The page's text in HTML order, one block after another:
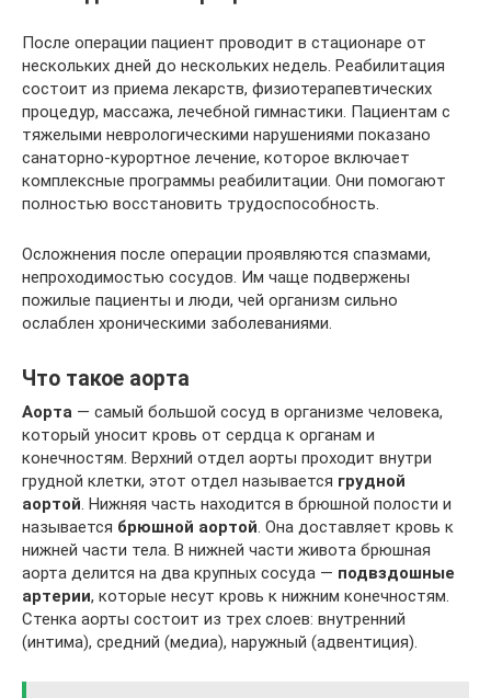
После операции пациент проводит в стационаре от
нескольких дней до нескольких недель. Реабилитация
состоит из приема лекарств, физиотерапевтических
процедур, массажа, лечебной гимнастики. Пациентам с
тяжелыми неврологическими нарушениями показано
санаторно-курортное лечение, которое включает
комплексные программы реабилитации. Они помогают
полностью восстановить трудоспособность.
Осложнения после операции проявляются спазмами,
непроходимостью сосудов. Им чаще подвержены
пожилые пациенты и люди, чей организм сильно
ослаблен хроническими заболеваниями.
Что такое аорта
Аорта — самый большой сосуд в организме человека,
который уносит кровь от сердца к органам и
конечностям. Верхний отдел аорты проходит внутри
грудной клетки, этот отдел называется грудной
аортой. Нижняя часть находится в брюшной полости и
называется брюшной аортой. Она доставляет кровь к
нижней части тела. В нижней части живота брюшная
аорта делится на два крупных сосуда — подвздошные
артерии, которые несут кровь к нижним конечностям.
Стенка аорты состоит из трех слоев: внутренний
(интима), средний (медиа), наружный (адвентиция).